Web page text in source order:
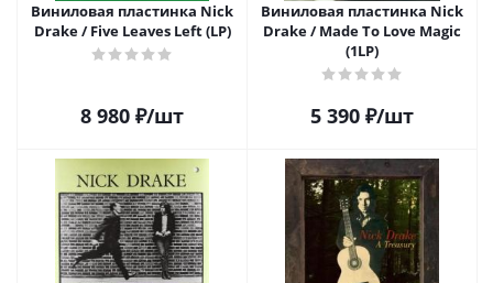
Виниловая пластинка Nick
Drake / Five Leaves Left (LP)
8 980 ₽/шт
Виниловая пластинка Nick
Drake / Made To Love Magic
(1LP)
5 390 ₽/шт